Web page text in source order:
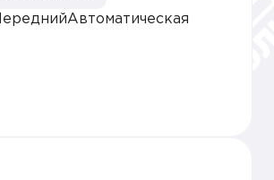
Автоматическая